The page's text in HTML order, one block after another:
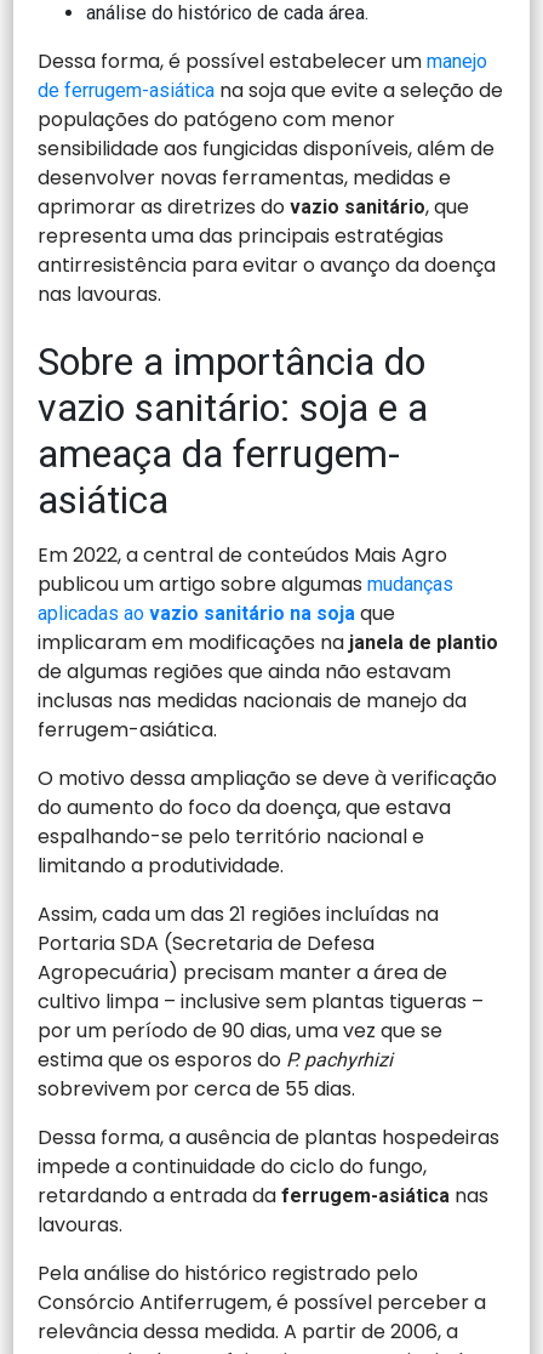
análise do histórico de cada área.
Dessa forma, é possível estabelecer ummanejo
de ferrugem-asiática na soja que evite a seleção de
populações do patógeno com menor
sensibilidade aos fungicidas disponíveis, além de
desenvolver novas ferramentas, medidas e
aprimorar as diretrizes dovazio sanitário, que
representa uma das principais estratégias
antirresistência para evitar o avanço da doença
nas lavouras.
Sobre a importância do
vazio sanitário: soja e a
ameaça da ferrugem-
asiática
Em 2022, a central de conteúdos Mais Agro
publicou um artigo sobre algumasmudanças
aplicadas aovazio sanitário na soja que
implicaram em modificações najanela de plantio
de algumas regiões que ainda não estavam
inclusas nas medidas nacionais de manejo da
ferrugem-asiática.
O motivo dessa ampliação se deve à verificação
do aumento do foco da doença, que estava
espalhando-se pelo território nacional e
limitando a produtividade.
Assim, cada um das 21 regiões incluídas na
Portaria SDA (Secretaria de Defesa
Agropecuária) precisam manter a área de
cultivo limpa – inclusive sem plantas tigueras –
por um período de 90 dias, uma vez que se
estima que os esporos do P. pachyrhizi
sobrevivem por cerca de 55 dias.
Dessa forma, a ausência de plantas hospedeiras
impede a continuidade do ciclo do fungo,
retardando a entrada daferrugem-asiática nas
lavouras.
Pela análise do histórico registrado pelo
Consórcio Antiferrugem, é possível perceber a
relevância dessa medida. A partir de 2006, a